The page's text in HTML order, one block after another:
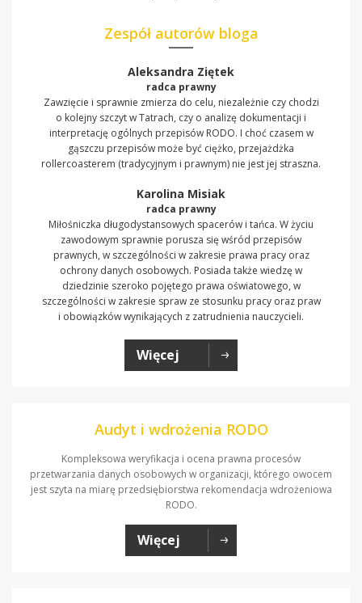
Zespół autorów bloga
Aleksandra Ziętek
radca prawny
Zawzięcie i sprawnie zmierza do celu, niezależnie czy chodzi
o kolejny szczyt w Tatrach, czy o analizę dokumentacji i
interpretację ogólnych przepisów RODO. I choć czasem w
gąszczu przepisów może być ciężko, przejażdżka
rollercoasterem (tradycyjnym i prawnym) nie jest jej straszna.
Karolina Misiak
radca prawny
Miłośniczka długodystansowych spacerów i tańca. W życiu
zawodowym sprawnie porusza się wśród przepisów
prawnych, w szczególności w zakresie prawa pracy oraz
ochrony danych osobowych. Posiada także wiedzę w
dziedzinie szeroko pojętego prawa oświatowego, w
szczególności w zakresie spraw ze stosunku pracy oraz praw
i obowiązków wynikających z zatrudnienia nauczycieli.
Więcej
Audyt i wdrożenia RODO
Kompleksowa weryfikacja i ocena prawna procesów
przetwarzania danych osobowych w organizacji, którego owocem
jest szyta na miarę przedsiębiorstwa rekomendacja wdrożeniowa
RODO.
Więcej